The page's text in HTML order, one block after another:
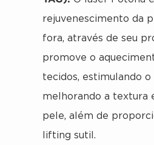
rejuvenescimento da
fora, através de seu
promove o
tecidos, estimulando o
melhorando a textura
pele, além de
lifting sutil.